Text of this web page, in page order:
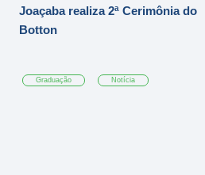
Joaçaba realiza 2ª Cerimônia do
Botton
Graduação Notícia